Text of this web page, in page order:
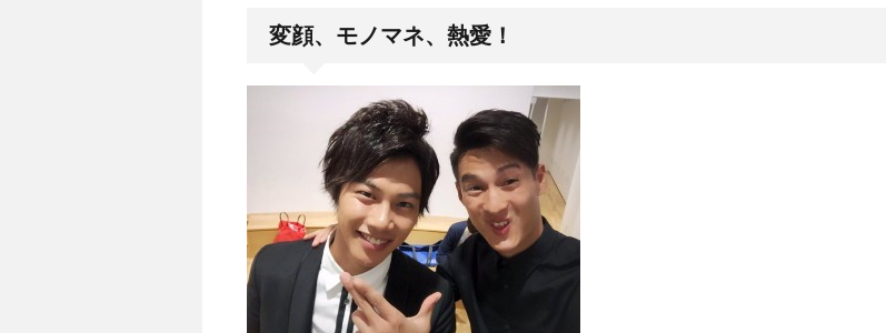
変顔、モノマネ、熱愛！